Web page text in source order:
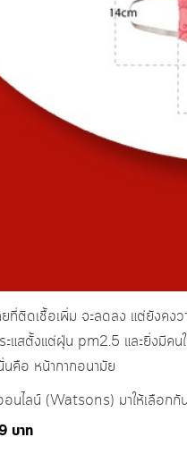
ที่ติดเชื้อเพิ่ม จะลดลง แต่ยังค
ะแสตั้งแต่ฝุ่น pm2.5 และยิ่งมี
นคือ หน้ากากอนามัย
อนไลน์ (Watsons) มาให้เลือกกัน
บาท